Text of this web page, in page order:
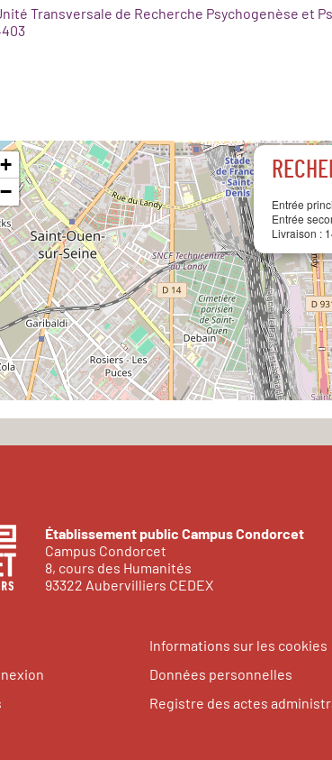
Transversale de Recherche Psychogenèse et
Entrée
Entrée
Livraison :
+
−
Établissement public Campus Condorcet
Campus Condorcet
8, cours des Humanités
93322 Aubervilliers CEDEX
Informations sur les cookies
Données personnelles
Registre des actes